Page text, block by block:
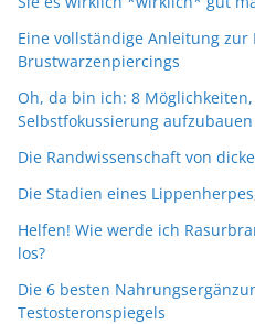
Eine vollständige Anleitung zur
Brustwarzenpiercings
Oh, da bin ich: 8
Selbstfokussierung aufzubauen
Die Randwissenschaft von
Die Stadien eines
Helfen! Wie werde ich
los?
Die 6 besten
Testosteronspiegels